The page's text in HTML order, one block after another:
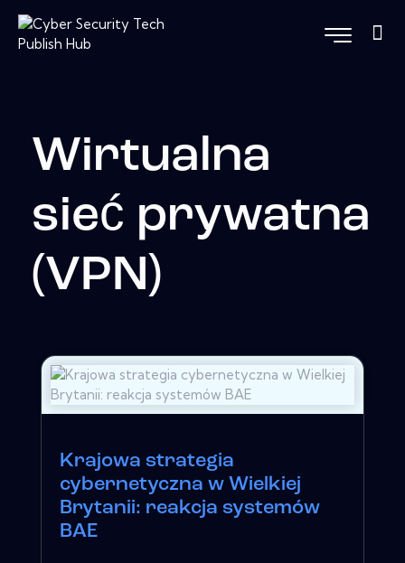
Wirtualna
sieć prywatna
(VPN)
Krajowa strategia
cybernetyczna w Wielkiej
Brytanii: reakcja systemów
BAE